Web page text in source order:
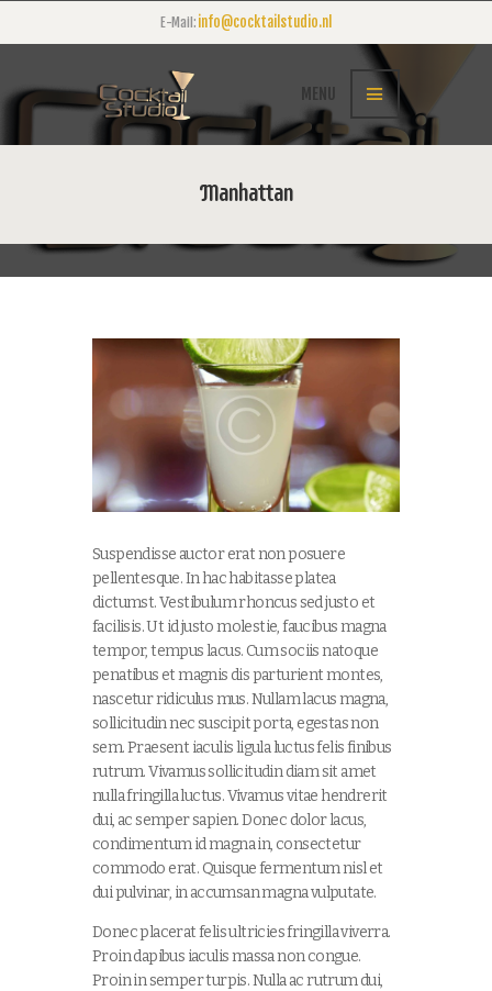
E-Mail: info@cocktailstudio.nl
MENU
Manhattan
Suspendisse auctor erat non posuere
pellentesque. In hac habitasse platea
dictumst. Vestibulum rhoncus sed justo et
facilisis. Ut id justo molestie, faucibus magna
tempor, tempus lacus. Cum sociis natoque
penatibus et magnis dis parturient montes,
nascetur ridiculus mus. Nullam lacus magna,
sollicitudin nec suscipit porta, egestas non
sem. Praesent iaculis ligula luctus felis finibus
rutrum. Vivamus sollicitudin diam sit amet
nulla fringilla luctus. Vivamus vitae hendrerit
dui, ac semper sapien. Donec dolor lacus,
condimentum id magna in, consectetur
commodo erat. Quisque fermentum nisl et
dui pulvinar, in accumsan magna vulputate.
Donec placerat felis ultricies fringilla viverra.
Proin dapibus iaculis massa non congue.
Proin in semper turpis. Nulla ac rutrum dui,